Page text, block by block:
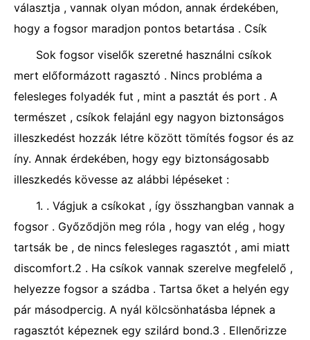
választja , vannak olyan módon, annak érdekében,
hogy a fogsor maradjon pontos betartása . Csík
Sok fogsor viselők szeretné használni csíkok
mert előformázott ragasztó . Nincs probléma a
felesleges folyadék fut , mint a pasztát és port . A
természet , csíkok felajánl egy nagyon biztonságos
illeszkedést hozzák létre között tömítés fogsor és az
íny. Annak érdekében, hogy egy biztonságosabb
illeszkedés kövesse az alábbi lépéseket :
1. . Vágjuk a csíkokat , így összhangban vannak a
fogsor . Győződjön meg róla , hogy van elég , hogy
tartsák be , de nincs felesleges ragasztót , ami miatt
discomfort.2 . Ha csíkok vannak szerelve megfelelő ,
helyezze fogsor a szádba . Tartsa őket a helyén egy
pár másodpercig. A nyál kölcsönhatásba lépnek a
ragasztót képeznek egy szilárd bond.3 . Ellenőrizze